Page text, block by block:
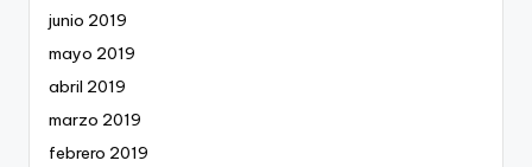
junio 2019
mayo 2019
abril 2019
marzo 2019
febrero 2019